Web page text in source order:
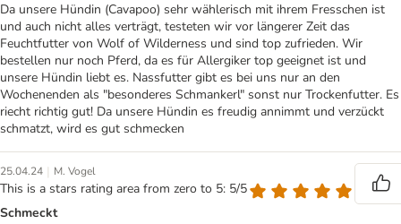
Da unsere Hündin (Cavapoo) sehr wählerisch mit ihrem Fresschen ist
und auch nicht alles verträgt, testeten wir vor längerer Zeit das
Feuchtfutter von Wolf of Wilderness und sind top zufrieden. Wir
bestellen nur noch Pferd, da es für Allergiker top geeignet ist und
unsere Hündin liebt es. Nassfutter gibt es bei uns nur an den
Wochenenden als "besonderes Schmankerl" sonst nur Trockenfutter. Es
riecht richtig gut! Da unsere Hündin es freudig annimmt und verzückt
schmatzt, wird es gut schmecken
25.04.24 | M. Vogel
This is a stars rating area from zero to 5: 5/5
Schmeckt